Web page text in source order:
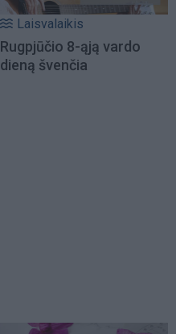
Laisvalaikis
Rugpjūčio 8-ąją vardo
dieną švenčia